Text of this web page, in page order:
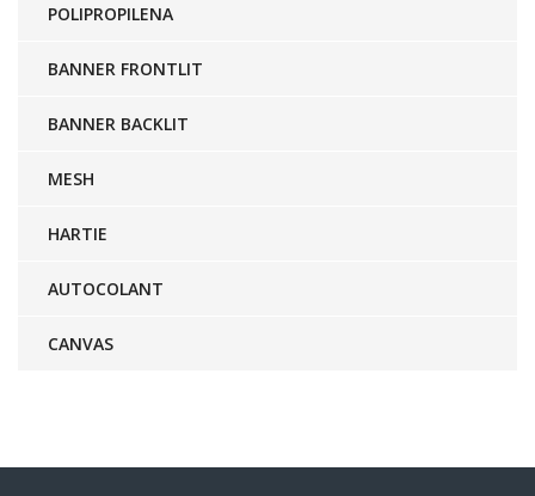
POLIPROPILENA
BANNER FRONTLIT
BANNER BACKLIT
MESH
HARTIE
AUTOCOLANT
CANVAS